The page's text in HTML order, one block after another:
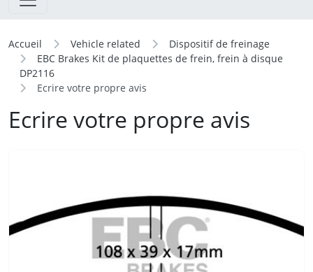
Accueil Vehicle related
Dispositif de freinage
EBC Brakes Kit de plaquettes de frein, frein à disque
DP2116
Ecrire votre propre avis
Ecrire votre propre avis